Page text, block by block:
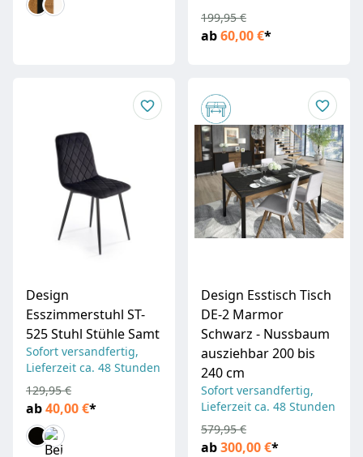
ab60,00 €*
199,95 €
Design
Esszimmerstuhl ST-
525 Stuhl Stühle Samt
Sofort versandfertig,
Lieferzeit ca. 48 Stunden
ab40,00 €*
129,95 €
Design Esstisch Tisch
DE-2 Marmor
Schwarz - Nussbaum
ausziehbar 200 bis
240 cm
Sofort versandfertig,
Lieferzeit ca. 48 Stunden
ab300,00 €*
579,95 €